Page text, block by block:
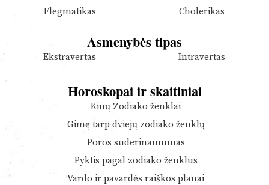
Flegmatikas
Cholerikas
Asmenybės tipas
Ekstravertas Intravertas
Horoskopai ir skaitiniai
Kinų Zodiako ženklai
Gimę tarp dviejų zodiako ženklų
Poros suderinamumas
Pyktis pagal zodiako ženklus
Vardo ir pavardės raiškos planai